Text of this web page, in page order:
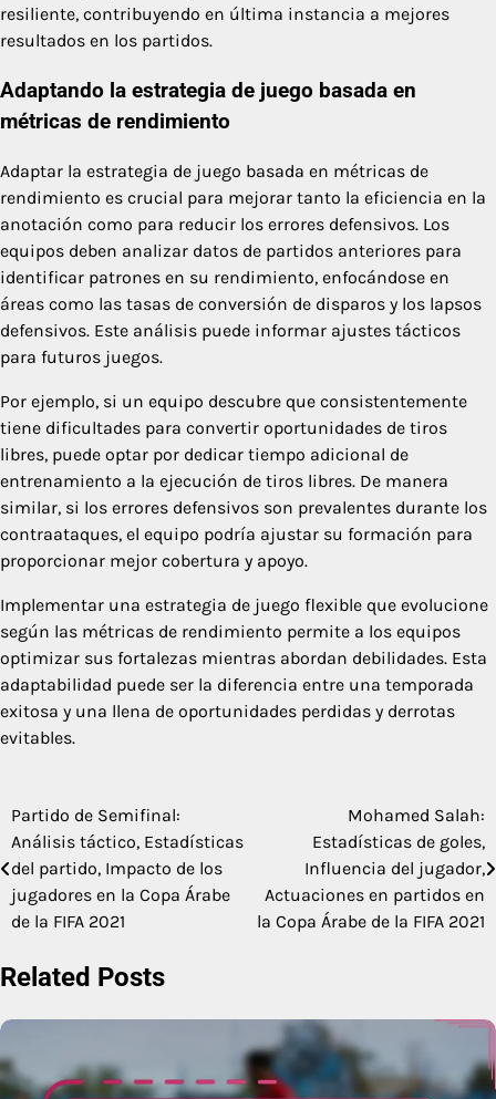
resiliente, contribuyendo en última instancia a mejores
resultados en los partidos.
Adaptando la estrategia de juego basada en
métricas de rendimiento
Adaptar la estrategia de juego basada en métricas de
rendimiento es crucial para mejorar tanto la eficiencia en la
anotación como para reducir los errores defensivos. Los
equipos deben analizar datos de partidos anteriores para
identificar patrones en su rendimiento, enfocándose en
áreas como las tasas de conversión de disparos y los lapsos
defensivos. Este análisis puede informar ajustes tácticos
para futuros juegos.
Por ejemplo, si un equipo descubre que consistentemente
tiene dificultades para convertir oportunidades de tiros
libres, puede optar por dedicar tiempo adicional de
entrenamiento a la ejecución de tiros libres. De manera
similar, si los errores defensivos son prevalentes durante los
contraataques, el equipo podría ajustar su formación para
proporcionar mejor cobertura y apoyo.
Implementar una estrategia de juego flexible que evolucione
según las métricas de rendimiento permite a los equipos
optimizar sus fortalezas mientras abordan debilidades. Esta
adaptabilidad puede ser la diferencia entre una temporada
exitosa y una llena de oportunidades perdidas y derrotas
evitables.
Post
navigation
Partido de Semifinal:
Análisis táctico, Estadísticas
del partido, Impacto de los
jugadores en la Copa Árabe
de la FIFA 2021
Mohamed Salah:
Estadísticas de goles,
Influencia del jugador,
Actuaciones en partidos en
la Copa Árabe de la FIFA 2021
Related Posts